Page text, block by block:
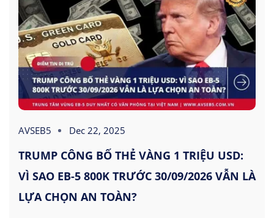
AVSEB5 Dec 22, 2025
TRUMP CÔNG BỐ THẺ VÀNG 1 TRIỆU USD:
VÌ SAO EB-5 800K TRƯỚC 30/09/2026 VẪN LÀ
LỰA CHỌN AN TOÀN?